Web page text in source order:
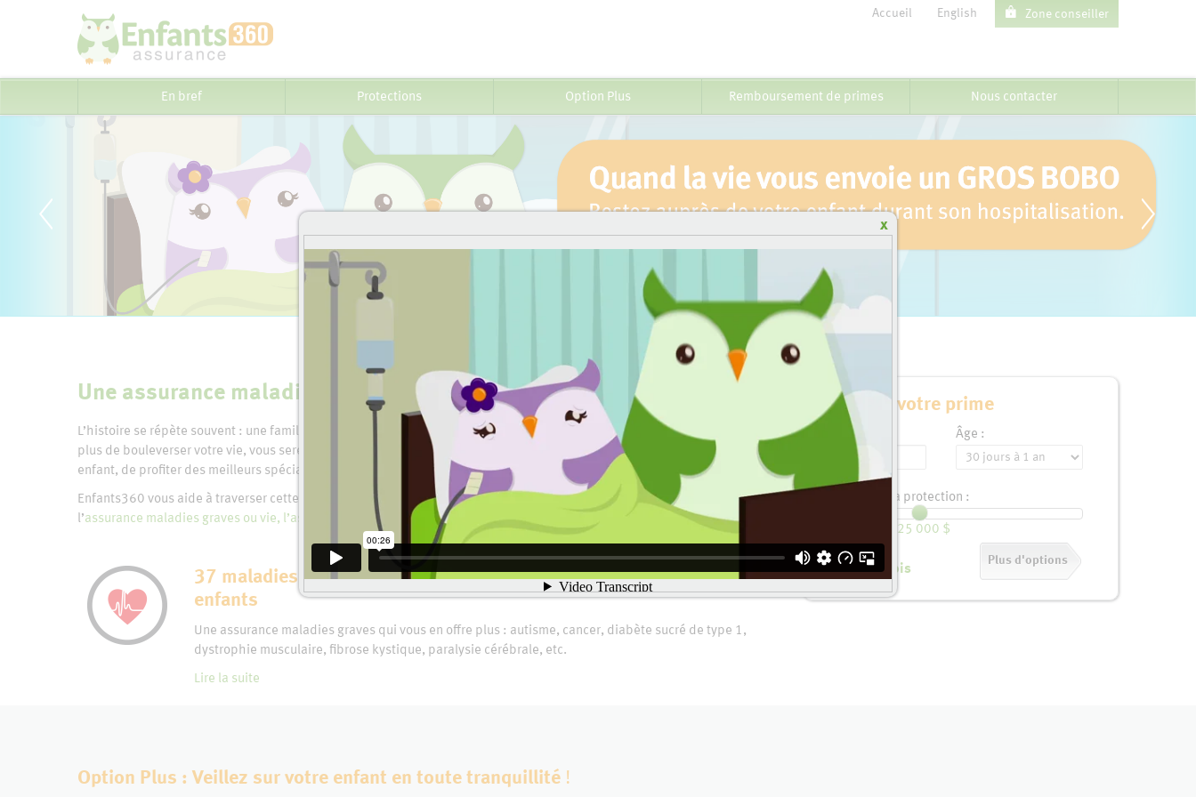
Accueil English Zone conseiller
En bref Protections Option Plus Remboursement de primes Nous contacter
Une assurance maladies graves pour enfants
L’histoire se répète souvent : une famille bouleversée à la suite d’un diagnostic de maladie grave chez son enfant. En
plus de bouleverser votre vie, vous serez confrontés à des choix déchirants. Choisir de demeurer auprès de votre
enfant, de profiter des meilleurs spécialistes ou d’obtenir des soins à l’étranger.
Enfants360 vous aide à traverser cette épreuve en offrant différentes garanties dont: l’ assurance maladies graves
l’assurance maladies graves ou vie, l’assurance vie supplémentaire
37 maladies graves couvertes, dont plusieurs spécifiques aux
enfants
Une assurance maladies graves qui vous en offre plus : autisme, cancer, diabète sucré de type 1,
dystrophie musculaire, fibrose kystique, paralysie cérébrale, etc.
Lire la suite
Calculez votre prime
Nom : Âge :
Montant de la protection :
25 000 $
Prime :
16,00 $/mois
Plus d'options
Option Plus : Veillez sur votre enfant en toute tranquillité !
x